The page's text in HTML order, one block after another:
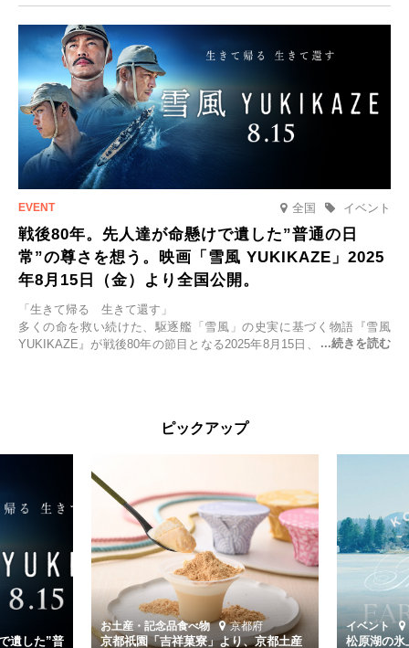
2025年9月12日(金)より発売いたします。
全国 イベント
戦後80年。先人達が命懸けで遺した”普通の日
常”の尊さを想う。映画「雪風 YUKIKAZE」2025
年8月15日（金）より全国公開。
「生きて帰る 生きて還す」
多くの命を救い続けた、駆逐艦「雪風」の史実に基づく物語『雪風
YUKIKAZE』が戦後80年の節目となる2025年8月15日、全国公開され
くの仲間の命を救い帰還させ、戦後まで生き抜き「幸運艦」と呼ばれ
主演は「雪風」の艦長・寺澤一利を演じる竹野内豊。先任伍長・早瀬
幸平を玉木宏が演じるほか、奥平大兼、田中麗奈、石丸幹二、益岡徹
など実力派俳優が共演。そして戦艦大和と運命を共にした帝国海軍・
第二艦隊司令長官、伊藤整一を中井貴一が圧倒的な存在感で演じ切
る。
時代が再び、分断と暴力に揺れる現代。本作は「同じ過ちを繰り返す
道を歩んではいないか」と、彼らが命をかけて守りたいと願っ
た”今”を生きる私達に問いかける。戦後80年、戦争の記憶が薄れゆく
ピックアップ
遺した”普
お土産・記念品食べ物 京都府
京都祇園「吉祥菓寮」より、京都土産
イベント
松原湖の氷